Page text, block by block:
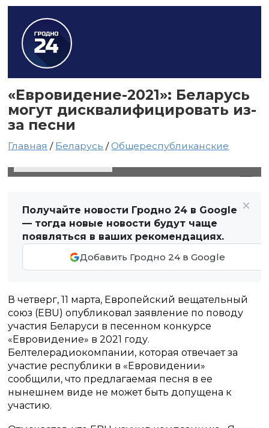
«Евровидение-2021»: Беларусь
могут дисквалифицировать из-
за песни
Главная / Беларусь /Общереспубликанские
Получайте новости Гродно 24 в Google
— тогда новые новости будут чаще
появляться в ваших рекомендациях.
Добавить Гродно 24 в Google
В четверг, 11 марта, Европейский вещательный
союз (EBU) опубликовал заявление по поводу
участия Беларуси в песенном конкурсе
«Евровидение» в 2021 году.
Белтелерадиокомпании, которая отвечает за
участие республики в «Евровидении»
сообщили, что предлагаемая песня в ее
нынешнем виде не может быть допущена к
участию.